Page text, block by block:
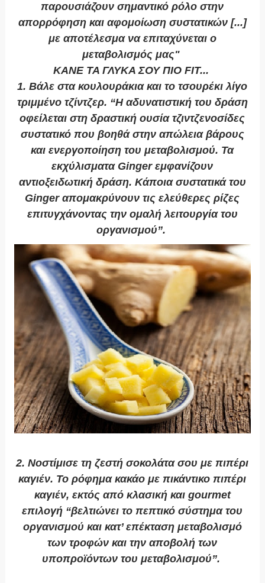
παρουσιάζουν σημαντικό ρόλο στην
απορρόφηση και αφομοίωση συστατικών [...]
με αποτέλεσμα να επιταχύνεται ο
μεταβολισμός μας"
ΚΑΝΕ ΤΑ ΓΛΥΚΑ ΣΟΥ ΠΙΟ FIT...
1. Βάλε στα κουλουράκια και το τσουρέκι λίγο
τριμμένο τζίντζερ. “Η αδυνατιστική του δράση
οφείλεται στη δραστική ουσία τζιντζενοσίδες
συστατικό που βοηθά στην απώλεια βάρους
και ενεργοποίηση του μεταβολισμού. Τα
εκχύλισματα Ginger εμφανίζουν
αντιοξειδωτική δράση. Κάποια συστατικά του
Ginger απομακρύνουν τις ελεύθερες ρίζες
επιτυγχάνοντας την ομαλή λειτουργία του
οργανισμού”.
2. Νοστίμισε τη ζεστή σοκολάτα σου με πιπέρι
καγιέν. Το ρόφημα κακάο με πικάντικο πιπέρι
καγιέν, εκτός από κλασική και gourmet
επιλογή “βελτιώνει το πεπτικό σύστημα του
οργανισμού και κατ’ επέκταση μεταβολισμό
των τροφών και την αποβολή των
υποπροϊόντων του μεταβολισμού”.